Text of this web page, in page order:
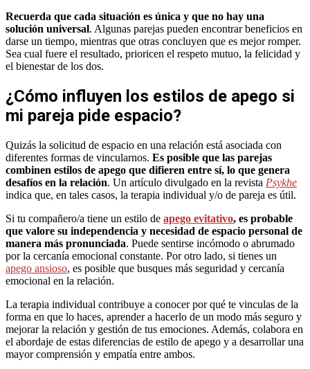
Recuerda que cada situación es única y que no hay una
solución universal. Algunas parejas pueden encontrar beneficios en
darse un tiempo, mientras que otras concluyen que es mejor romper.
Sea cual fuere el resultado, prioricen el respeto mutuo, la felicidad y
el bienestar de los dos.
¿Cómo influyen los estilos de apego si
mi pareja pide espacio?
Quizás la solicitud de espacio en una relación está asociada con
diferentes formas de vincularnos. Es posible que las parejas
combinen estilos de apego que difieren entre sí, lo que genera
desafíos en la relación. Un artículo divulgado en la revista Psykhe
indica que, en tales casos, la terapia individual y/o de pareja es útil.
Si tu compañero/a tiene un estilo de apego evitativo, es probable
que valore su independencia y necesidad de espacio personal de
manera más pronunciada. Puede sentirse incómodo o abrumado
por la cercanía emocional constante. Por otro lado, si tienes un
apego ansioso, es posible que busques más seguridad y cercanía
emocional en la relación.
La terapia individual contribuye a conocer por qué te vinculas de la
forma en que lo haces, aprender a hacerlo de un modo más seguro y
mejorar la relación y gestión de tus emociones. Además, colabora en
el abordaje de estas diferencias de estilo de apego y a desarrollar una
mayor comprensión y empatía entre ambos.